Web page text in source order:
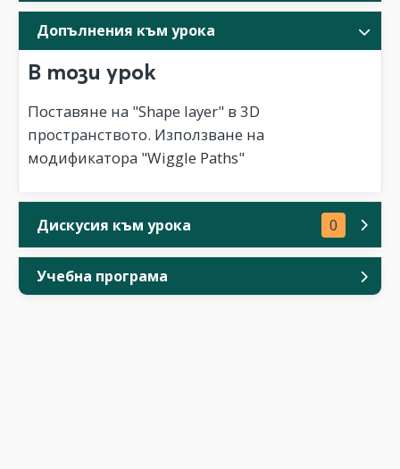
Допълнения към урока
В този урок
Поставяне на "Shape layer" в 3D
пространството. Използване на
модификатора "Wiggle Paths"
Дискусия към урока 0
Учебна програма